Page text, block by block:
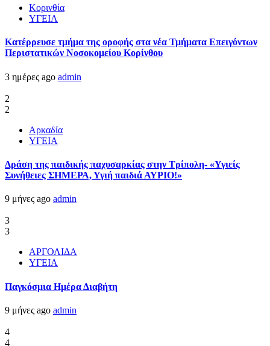
Κορινθία
ΥΓΕΙΑ
Kατέρρευσε τμήμα της οροφής στα νέα Τμήματα Επειγόντων
Περιστατικών Νοσοκομείου Κορίνθου
3 ημέρες ago admin
2
2
Αρκαδία
ΥΓΕΙΑ
Δράση της παιδικής παχυσαρκίας στην Τρίπολη- «Υγιείς
Συνήθειες ΣΗΜΕΡΑ, Υγιή παιδιά ΑΥΡΙΟ!»
9 μήνες ago admin
3
3
ΑΡΓΟΛΙΔΑ
ΥΓΕΙΑ
Παγκόσμια Ημέρα Διαβήτη
9 μήνες ago admin
4
4